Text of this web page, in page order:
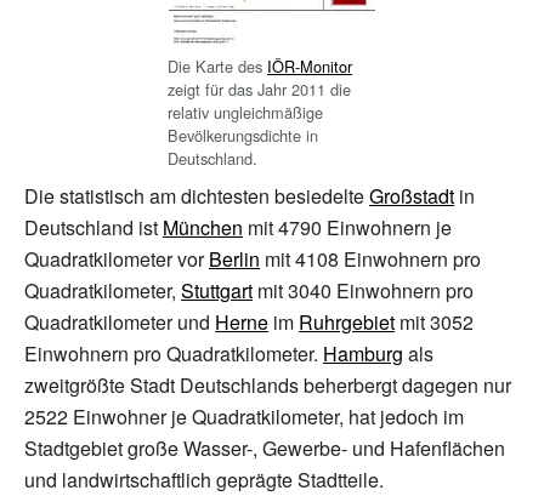
Die Karte des IÖR-Monitor
zeigt für das Jahr 2011 die
relativ ungleichmäßige
Bevölkerungsdichte in
Deutschland.
Die statistisch am dichtesten besiedelteGroßstadt in
Deutschland ist München mit4790 Einwohnern je
Quadratkilometer vorBerlin mit4108 Einwohnern pro
Quadratkilometer, Stuttgart mit3040 Einwohnern pro
Quadratkilometer und Herne im Ruhrgebiet mit3052
Einwohnern pro Quadratkilometer. Hamburg als
zweitgrößte Stadt Deutschlands beherbergt dagegen nur
2522 Einwohner je Quadratkilometer, hat jedoch im
Stadtgebiet große Wasser-, Gewerbe- und Hafenflächen
und landwirtschaftlich geprägte Stadtteile.